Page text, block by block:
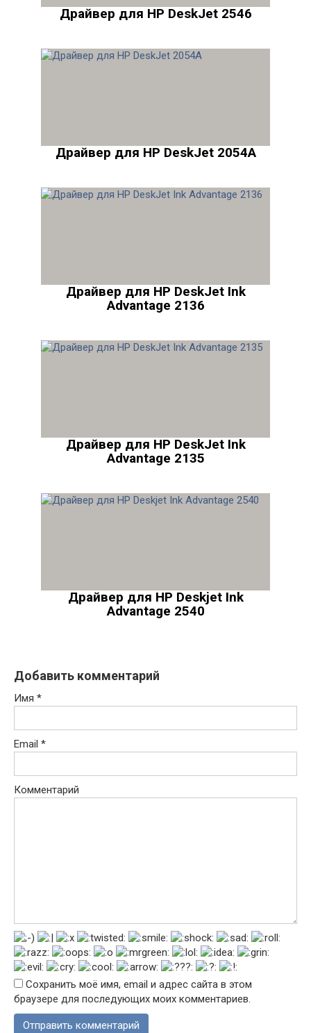
Драйвер для HP DeskJet 2546
Драйвер для HP DeskJet 2054A
Драйвер для HP DeskJet Ink
Advantage 2136
Драйвер для HP DeskJet Ink
Advantage 2135
Драйвер для HP Deskjet Ink
Advantage 2540
Добавить комментарий
Имя *
Email *
Комментарий
Сохранить моё имя, email и адрес сайта в этом
браузере для последующих моих комментариев.